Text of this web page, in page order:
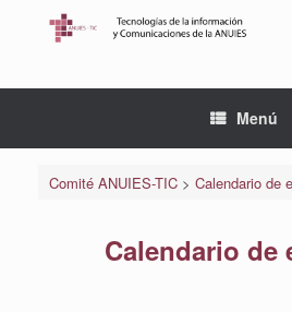
Menú
Comité ANUIES-TIC> Calendario de
Calendario de